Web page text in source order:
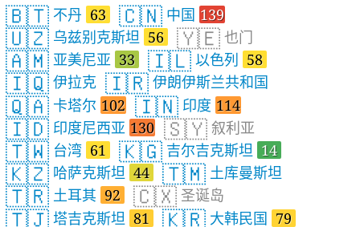
🇧🇹 不丹 63 🇨🇳 中国 139
🇺🇿 乌兹别克斯坦 56 🇾🇪 也门
🇦🇲 亚美尼亚 33 🇮🇱 以色列 58
🇮🇶 伊拉克 🇮🇷 伊朗伊斯兰共和国
🇶🇦 卡塔尔 102 🇮🇳 印度 114
🇮🇩 印度尼西亚 130 🇸🇾 叙利亚
🇹🇼 台湾 61 🇰🇬 吉尔吉克斯坦 14
🇰🇿 哈萨克斯坦 44 🇹🇲 土库曼斯坦
🇹🇷 土耳其 92 🇨🇽 圣诞岛
🇹🇯 塔吉克斯坦 81 🇰🇷 大韩民国 79